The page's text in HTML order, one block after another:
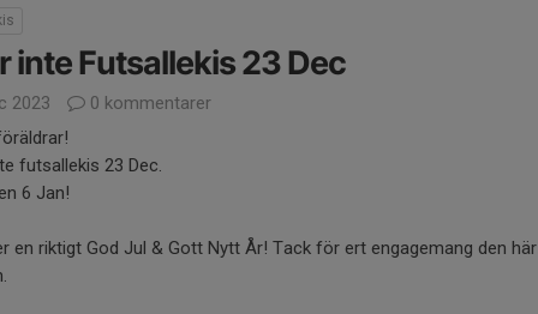
inte Futsallekis 23 Dec
2023
0 kommentarer
futsallekis 23 Dec.
6 Jan!
en riktigt God Jul & Gott Nytt År! Tack för ert engagemang den här